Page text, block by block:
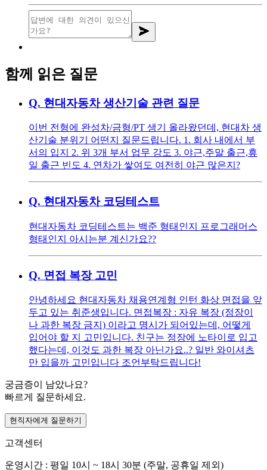
함께 읽은 질문
Q. 현대자동차 생산기술 관련 질문
이번 전형에 완성차/금형/PT 생기 올라왔던데, 현대차 생
산기술 분위기 어떤지 질문드립니다. 1. 회사 내에서 부
서의 입지 2. 위 3개 부서 업무 강도 3. 야근,주말 출근,휴
일 출근 빈도 4. 연차가 쌓여도 여전히 야근 많은지?
Q. 현대자동차 코딩테스트
현대자동차 코딩테스트는 백준 형태인지 프로그래머스
형태인지 아시는분 계신가요??
Q. 면접 복장 고민
안녕하세요 현대자동차 채용연계형 인턴 화상 면접을 앞
두고 있는 취준생입니다. 면접복장 : 자유 복장 (정장이
나 과한 복장 금지) 이라고 명시가 되어있는데, 어떻게
입어야 할 지 고민입니다. 친구는 정장에 노타이로 입고
했다는데, 이것도 과한 복장 아닌가요..? 일반 와이셔츠
만 입을까 고민입니다 조언부탁드립니다!
궁금증이 남았나요?
빠르게 질문하세요.
현직자에게 질문하기
고객센터
운영시간 : 평일 10시 ~ 18시 30분 (주말, 공휴일 제외)